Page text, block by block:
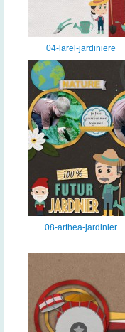
04-larel-jardiniere
08-arthea-jardinier